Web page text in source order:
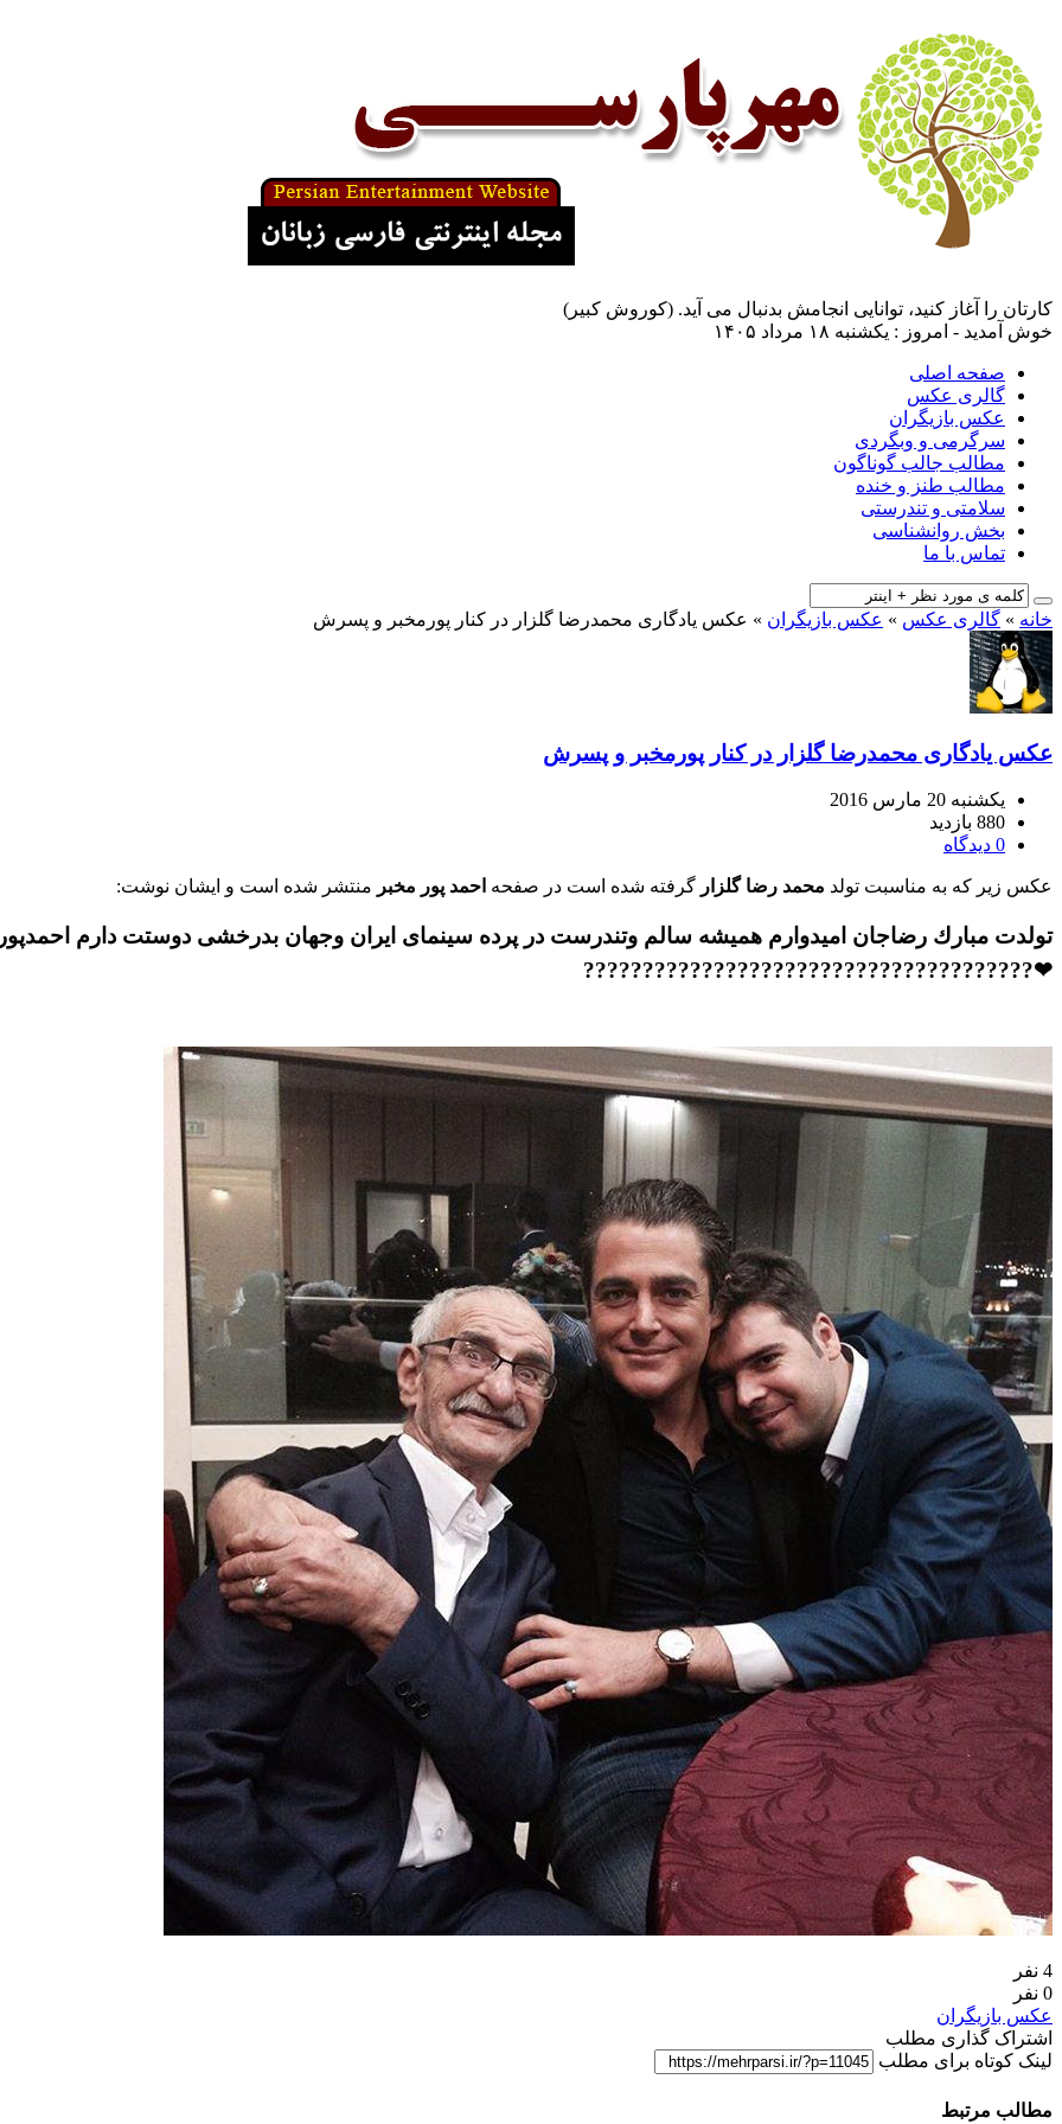
کارتان را آغاز کنید، توانایی انجامش بدنبال می آید. (کوروش کبیر)
خوش آمدید - امروز : یکشنبه ۱۸ مرداد ۱۴۰۵
صفحه اصلی
گالری عکس
عکس بازیگران
سرگرمی و وبگردی
مطالب جالب گوناگون
مطالب طنز و خنده
سلامتی و تندرستی
بخش روانشناسی
تماس با ما
خانه » گالری عکس » عکس بازیگران » عکس یادگاری محمدرضا گلزار در کنار پورمخبر و پسرش
عکس یادگاری محمدرضا گلزار در کنار پورمخبر و پسرش
یکشنبه 20 مارس 2016
880 بازدید
0 دیدگاه
عکس زیر که به مناسبت تولد محمد رضا گلزار گرفته شده است در صفحه احمد پور مخبر منتشر شده است و ایشان نوشت:
تولدت مبارك رضاجان اميدوارم هميشه سالم وتندرست در پرده سينماى ايران وجهان بدرخشى دوستت دارم
❤??️????????????????????????????????????
4 نفر
0 نفر
عکس بازیگران
اشتراک گذاری مطلب
لینک کوتاه برای مطلب
مطالب مرتبط